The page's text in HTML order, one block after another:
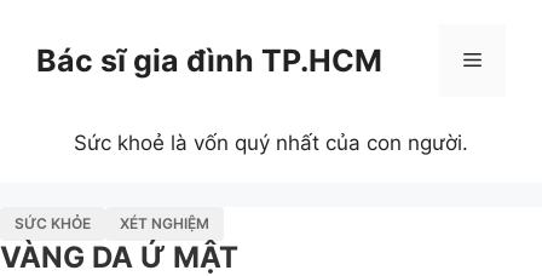
Bác sĩ gia đình TP.HCM Menu
Sức khoẻ là vốn quý nhất của con người.
SỨC KHỎE XÉT NGHIỆM
VÀNG DA Ứ MẬT